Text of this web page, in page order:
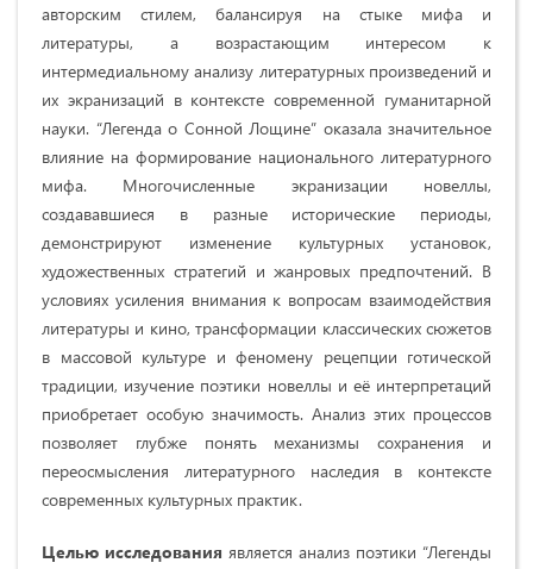
авторским стилем, балансируя на стыке мифа и
литературы, а возрастающим интересом к
интермедиальному анализу литературных произведений и
их экранизаций в контексте современной гуманитарной
науки. “Легенда о Сонной Лощине” оказала значительное
влияние на формирование национального литературного
мифа. Многочисленные экранизации новеллы,
создававшиеся в разные исторические периоды,
демонстрируют изменение культурных установок,
художественных стратегий и жанровых предпочтений. В
условиях усиления внимания к вопросам взаимодействия
литературы и кино, трансформации классических сюжетов
в массовой культуре и феномену рецепции готической
традиции, изучение поэтики новеллы и её интерпретаций
приобретает особую значимость. Анализ этих процессов
позволяет глубже понять механизмы сохранения и
переосмысления литературного наследия в контексте
современных культурных практик.
Целью исследования является анализ поэтики “Легенды